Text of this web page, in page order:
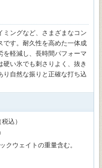
ミングなど、さまざまなコン
です。耐久性を高めた一体成
を軽減し、長時間パフォーマ
い氷でも刺さりよく、抜き
り自然な振りと正確な打ち込
込）
クウェイトの重量含む。